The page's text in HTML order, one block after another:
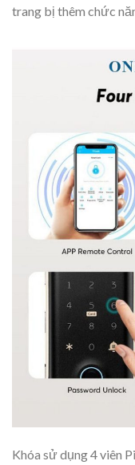
trang bị thêm chức
Khóa sử dụng 4 viên